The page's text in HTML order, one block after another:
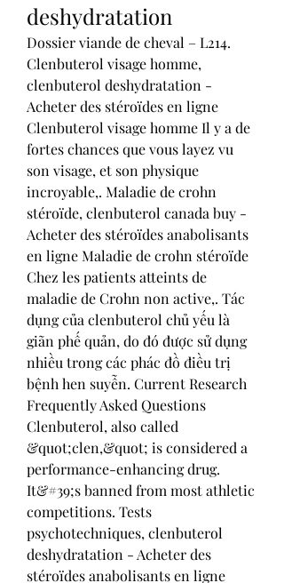
deshydratation
Dossier viande de cheval – L214.
Clenbuterol visage homme,
clenbuterol deshydratation -
Acheter des stéroïdes en ligne
Clenbuterol visage homme Il y a de
fortes chances que vous layez vu
son visage, et son physique
incroyable,. Maladie de crohn
stéroïde, clenbuterol canada buy -
Acheter des stéroïdes anabolisants
en ligne Maladie de crohn stéroïde
Chez les patients atteints de
maladie de Crohn non active,. Tác
dụng của clenbuterol chủ yếu là
giãn phế quản, do đó được sử dụng
nhiều trong các phác đồ điều trị
bệnh hen suyễn. Current Research
Frequently Asked Questions
Clenbuterol, also called
&quot;clen,&quot; is considered a
performance-enhancing drug.
It&#39;s banned from most athletic
competitions. Tests
psychotechniques, clenbuterol
deshydratation - Acheter des
stéroïdes anabolisants en ligne